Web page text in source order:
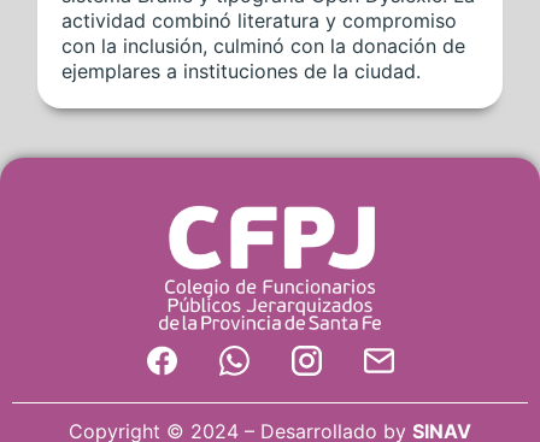
actividad combinó literatura y compromiso
con la inclusión, culminó con la donación de
ejemplares a instituciones de la ciudad.
Copyright © 2024 – Desarrollado by SINAV